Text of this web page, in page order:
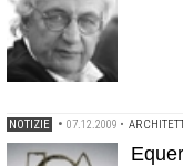
NOTIZIE • 07.12.2009 •